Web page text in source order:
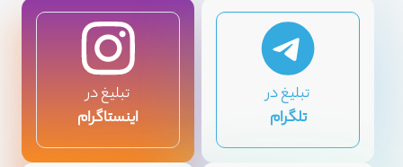
تبلیغ در
اینستاگرام
تبلیغ در
تلگرام